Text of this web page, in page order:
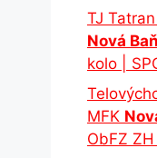
TJ
Nová
kolo |
MFK
ObFZ